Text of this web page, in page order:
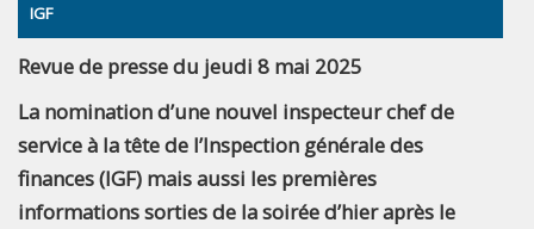
IGF
Revue de presse du jeudi 8 mai 2025
La nomination d’une nouvel inspecteur chef de
service à la tête de l’Inspection générale des
finances (IGF) mais aussi les premières
informations sorties de la soirée d’hier après le